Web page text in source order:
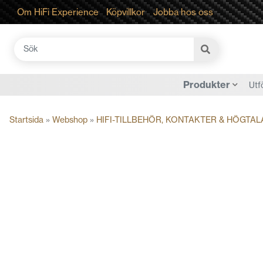
Om HiFi Experience Köpvillkor Jobba hos oss
Sök
Produkter
Startsida » Webshop » HIFI-TILLBEHÖR, KONTAKTER &